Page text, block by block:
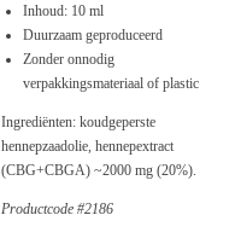
Inhoud: 10 ml
Duurzaam geproduceerd
Zonder onnodig
verpakkingsmateriaal of plastic
Ingrediënten: koudgeperste
hennepzaadolie, hennepextract
(CBG+CBGA) ~2000 mg (20%).
Productcode #2186